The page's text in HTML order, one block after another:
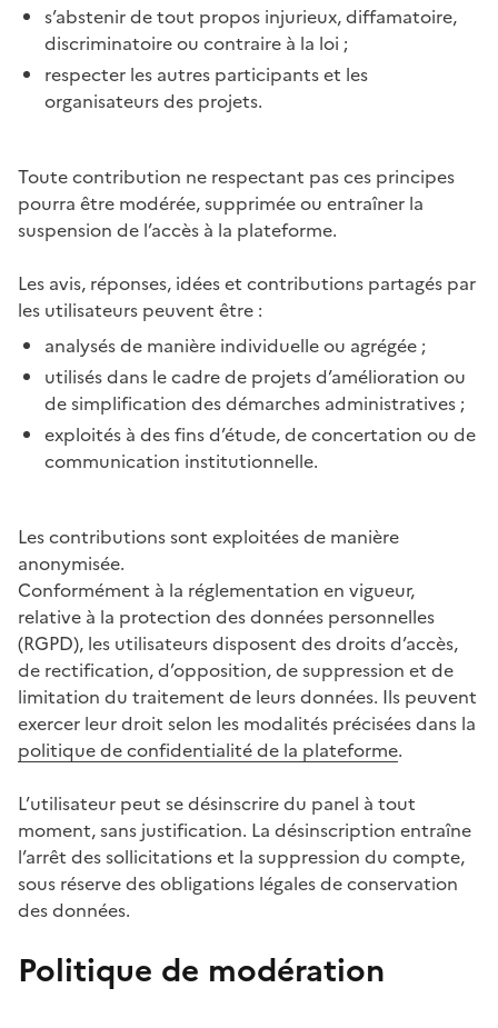
s’abstenir de tout propos injurieux, diffamatoire,
discriminatoire ou contraire à la loi ;
respecter les autres participants et les
organisateurs des projets.
Toute contribution ne respectant pas ces principes
pourra être modérée, supprimée ou entraîner la
suspension de l’accès à la plateforme.
Les avis, réponses, idées et contributions partagés par
les utilisateurs peuvent être :
analysés de manière individuelle ou agrégée ;
utilisés dans le cadre de projets d’amélioration ou
de simplification des démarches administratives ;
exploités à des fins d’étude, de concertation ou de
communication institutionnelle.
Les contributions sont exploitées de manière
anonymisée.
Conformément à la réglementation en vigueur,
relative à la protection des données personnelles
(RGPD), les utilisateurs disposent des droits d’accès,
de rectification, d’opposition, de suppression et de
limitation du traitement de leurs données. Ils peuvent
exercer leur droit selon les modalités précisées dans la
politique de confidentialité de la plateforme.
L’utilisateur peut se désinscrire du panel à tout
moment, sans justification. La désinscription entraîne
l’arrêt des sollicitations et la suppression du compte,
sous réserve des obligations légales de conservation
des données.
Politique de modération